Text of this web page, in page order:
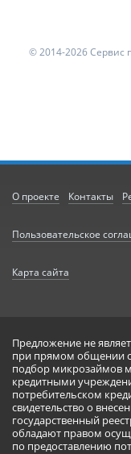
© 2014-2026 Сервис
О проекте Контакты
Пользовательское
Карта сайта
Предложение не
при прямом общении с
подбор микрозаймов
кредитными
потребительском
свидетельство о
государственный
обладают правом
по предоставлению